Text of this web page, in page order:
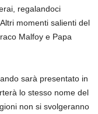
regalandoci
momenti salienti del
Malfoy e Papa
sarà presentato in
lo stesso nome del
non si svolgeranno